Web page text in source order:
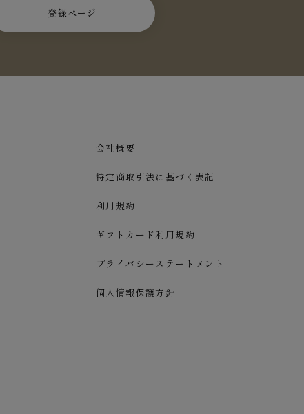
登録ページ
会社概要
特定商取引法に基づく表記
利用規約
ギフトカード利用規約
プライバシーステートメント
個人情報保護方針